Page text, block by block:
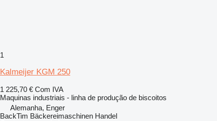
1
Kalmeijer KGM 250
1 225,70 € Com IVA
Maquinas industriais - linha de produção de biscoitos
Alemanha, Enger
BackTim Bäckereimaschinen Handel